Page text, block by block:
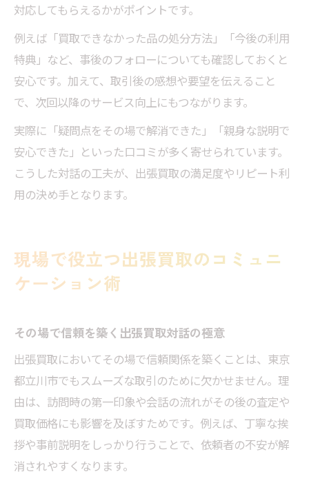
対応してもらえるかがポイントです。
例えば「買取できなかった品の処分方法」「今後の利用
特典」など、事後のフォローについても確認しておくと
安心です。加えて、取引後の感想や要望を伝えること
で、次回以降のサービス向上にもつながります。
実際に「疑問点をその場で解消できた」「親身な説明で
安心できた」といった口コミが多く寄せられています。
こうした対話の工夫が、出張買取の満足度やリピート利
用の決め手となります。
現場で役立つ出張買取のコミュニ
ケーション術
その場で信頼を築く出張買取対話の極意
出張買取においてその場で信頼関係を築くことは、東京
都立川市でもスムーズな取引のために欠かせません。理
由は、訪問時の第一印象や会話の流れがその後の査定や
買取価格にも影響を及ぼすためです。例えば、丁寧な挨
拶や事前説明をしっかり行うことで、依頼者の不安が解
消されやすくなります。